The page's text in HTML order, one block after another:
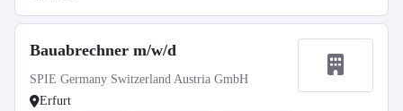
Bauabrechner m/w/d
SPIE Germany Switzerland Austria GmbH
Erfurt